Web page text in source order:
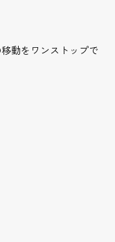
動をワンストップで